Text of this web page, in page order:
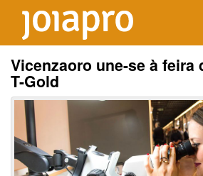
Vicenzaoro une-se à feira
T-Gold